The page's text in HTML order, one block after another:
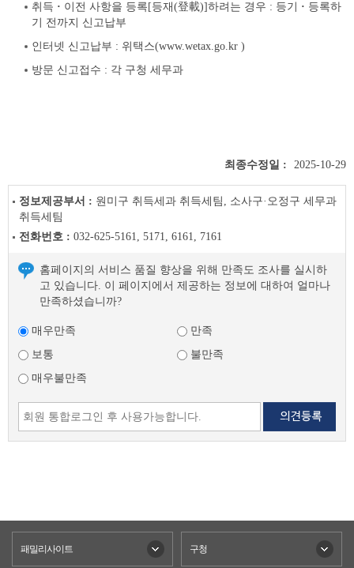
취득 · 이전 사항을 등록[등재(登載)]하려는 경우 : 등기 · 등록하
기 전까지 신고납부
인터넷 신고납부 : 위택스(www.wetax.go.kr )
방문 신고접수 : 각 구청 세무과
최종수정일 : 2025-10-29
정보제공부서 : 원미구 취득세과 취득세팀, 소사구·오정구 세무과
취득세팀
전화번호 : 032-625-5161, 5171, 6161, 7161
홈페이지의 서비스 품질 향상을 위해 만족도 조사를 실시하
고 있습니다. 이 페이지에서 제공하는 정보에 대하여 얼마나
만족하셨습니까?
매우만족
만족
보통
불만족
매우불만족
패밀리사이트 구청